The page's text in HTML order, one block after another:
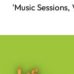
'Music